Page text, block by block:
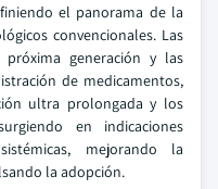
el panorama de la
convencionales. Las
generación y las
de medicamentos,
ultra prolongada y los
en indicaciones
mejorando la
la adopción.